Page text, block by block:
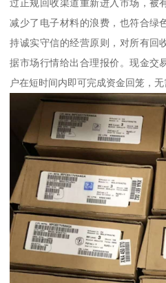
过正规回收渠道重新进入市场，被
减少了电子材料的浪费，也符合绿
持诚实守信的经营原则，对所有回
据市场行情给出合理报价。现金交
户在短时间内即可完成资金回笼，无